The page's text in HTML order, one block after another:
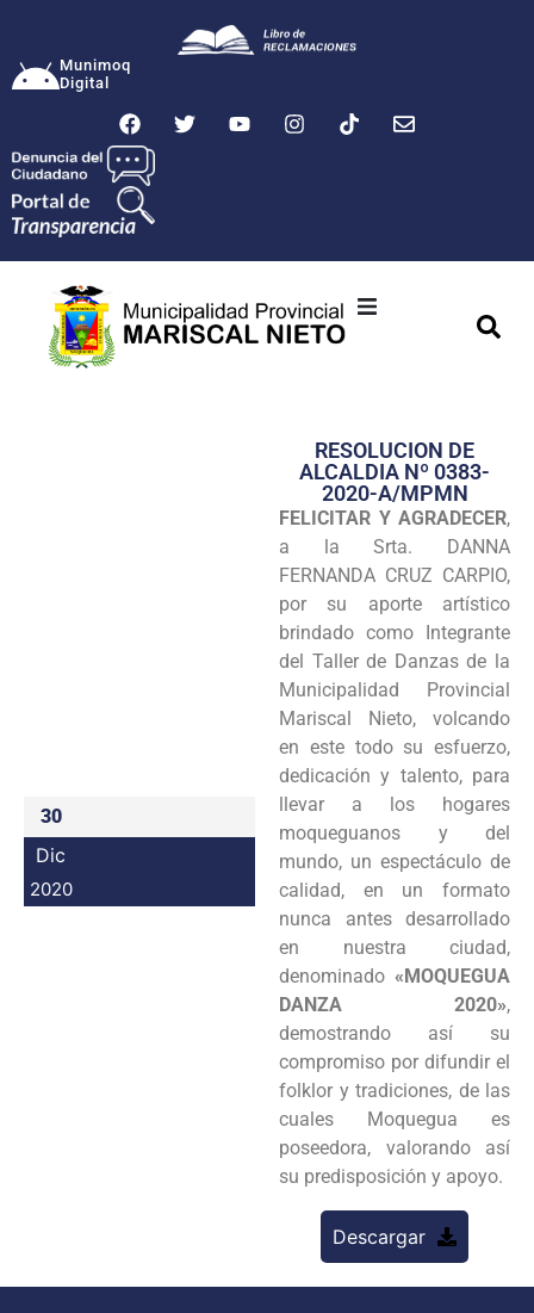
Munimoq
Digital
Transparencia
Seguridad
Programas
Intranet
30
Dic
2020
RESOLUCION DE
ALCALDIA Nº 0383-
2020-A/MPMN
FELICITAR Y AGRADECER,
a la Srta. DANNA
FERNANDA CRUZ CARPIO,
por su aporte artístico
brindado como Integrante
del Taller de Danzas de la
Municipalidad Provincial
Mariscal Nieto, volcando
en este todo su esfuerzo,
dedicación y talento, para
llevar a los hogares
moqueguanos y del
mundo, un espectáculo de
calidad, en un formato
nunca antes desarrollado
en nuestra ciudad,
denominado «MOQUEGUA
DANZA 2020»,
demostrando así su
compromiso por difundir el
folklor y tradiciones, de las
cuales Moquegua es
poseedora, valorando así
su predisposición y apoyo.
Descargar